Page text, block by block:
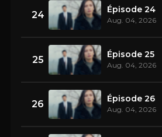
24 Épisode 24
Aug. 04, 2026
25 Épisode 25
Aug. 04, 2026
26 Épisode 26
Aug. 04, 2026